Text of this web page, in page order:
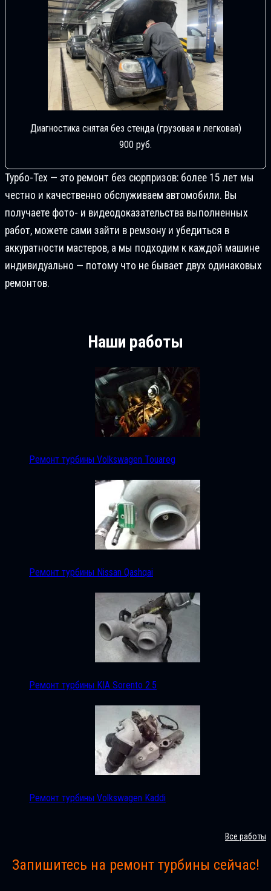
Диагностика снятая без стенда (грузовая и легковая)
900 руб.
Турбо-Тех — это ремонт без сюрпризов: более 15 лет мы
честно и качественно обслуживаем автомобили. Вы
получаете фото- и видеодоказательства выполненных
работ, можете сами зайти в ремзону и убедиться в
аккуратности мастеров, а мы подходим к каждой машине
индивидуально — потому что не бывает двух одинаковых
ремонтов.
Наши работы
Ремонт турбины Volkswagen Touareg
Ремонт турбины Nissan Qashqai
Ремонт турбины KIA Sorento 2.5
Ремонт турбины Volkswagen Kaddi
Все работы
Запишитесь на ремонт турбины сейчас!